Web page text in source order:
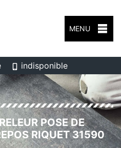
MENU
indisponible
POSE DE
RIQUET 31590